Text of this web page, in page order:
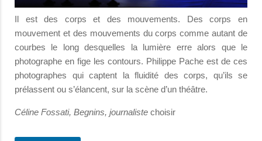
Il est des corps et des mouvements. Des corps en
mouvement et des mouvements du corps comme autant de
courbes le long desquelles la lumière erre alors que le
photographe en fige les contours. Philippe Pache est de ces
photographes qui captent la fluidité des corps, qu’ils se
prélassent ou s’élancent, sur la scène d’un théâtre.
Céline Fossati, Begnins, journaliste choisir